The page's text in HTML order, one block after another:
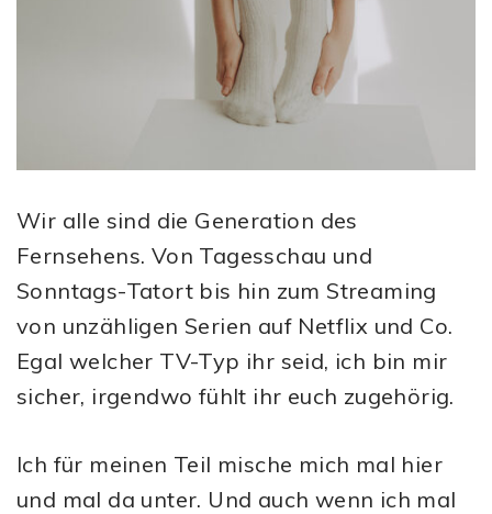
Wir alle sind die Generation des
Fernsehens. Von Tagesschau und
Sonntags-Tatort bis hin zum Streaming
von unzähligen Serien auf Netflix und Co.
Egal welcher TV-Typ ihr seid, ich bin mir
sicher, irgendwo fühlt ihr euch zugehörig.
Ich für meinen Teil mische mich mal hier
und mal da unter. Und auch wenn ich mal